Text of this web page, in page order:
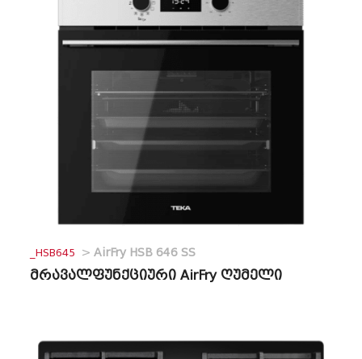
_HSB645 > AirFry HSB 646 SS
მრავალფუნქციური AirFry ღუმელი